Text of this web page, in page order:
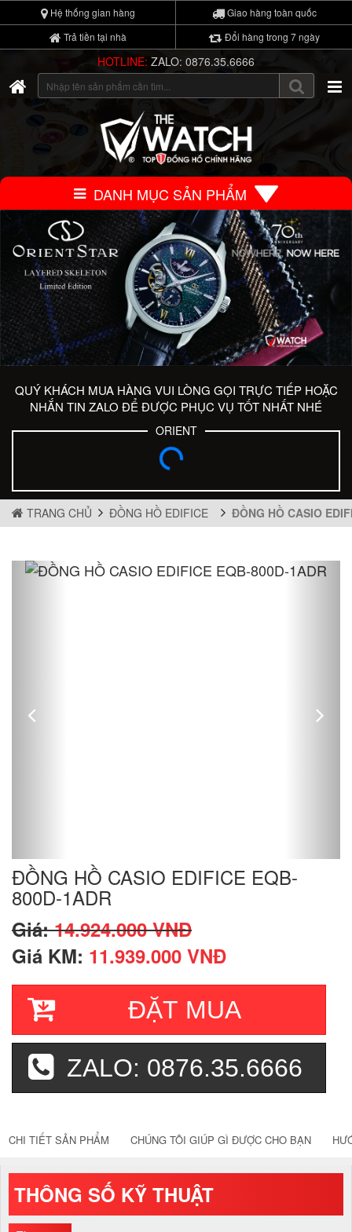
Hệ thống gian hàng
Giao hàng toàn quốc
Trả tiền tại nhà
Đổi hàng trong 7 ngày
HOTLINE: ZALO: 0876.35.6666
DANH MỤC SẢN PHẨM
QUÝ KHÁCH MUA HÀNG VUI LÒNG GỌI TRỰC TIẾP HOẶC
NHẮN TIN ZALO ĐỂ ĐƯỢC PHỤC VỤ TỐT NHẤT NHÉ
ORIENT
TRANG CHỦ ĐỒNG HỒ EDIFICE ĐỒNG HỒ CASIO
ĐỒNG HỒ CASIO EDIFICE EQB-
800D-1ADR
Giá:14.924.000 VNĐ
Giá KM: 11.939.000 VNĐ
ĐẶT MUA
ZALO: 0876.35.6666
CHI TIẾT SẢN PHẨM CHÚNG TÔI GIÚP GÌ ĐƯỢC CHO BẠN
THÔNG SỐ KỸ THUẬT